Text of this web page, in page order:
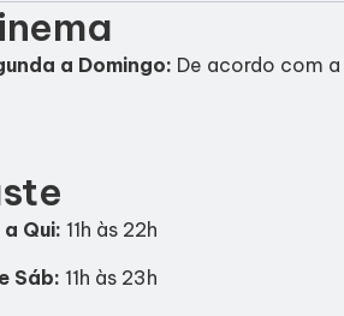
a Domingo: De acordo com
a Qui: 11h às 22h
Sáb: 11h às 23h